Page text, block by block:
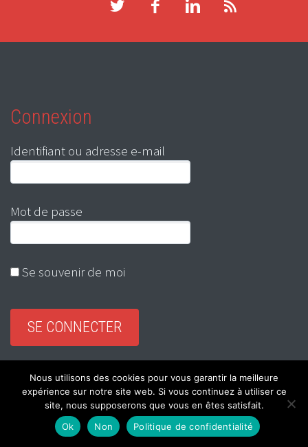
Connexion
Identifiant ou adresse e-mail
Mot de passe
Se souvenir de moi
Mot de passe oublié ?
Nous utilisons des cookies pour vous garantir la meilleure
expérience sur notre site web. Si vous continuez à utiliser ce
site, nous supposerons que vous en êtes satisfait.
Ok
Non Politique de confidentialité